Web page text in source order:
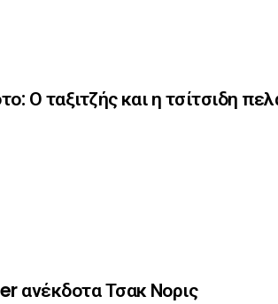
Ο ταξιτζής και η τσίτσιδη
ανέκδοτα Τσακ Νορις